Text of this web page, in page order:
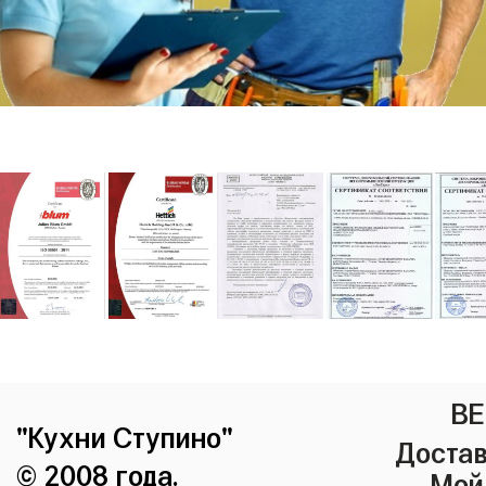
"Кухни Ступино"
© 2008 года.